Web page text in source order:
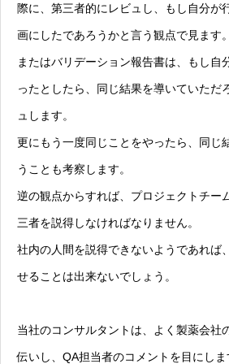
際に、第三者的にレビュし、もし自分が
画にしたであろうかと言う観点で見ます。
またはバリデーション報告書は、もし自
ったとしたら、同じ結果を導いていただ
ュします。
更にもう一度同じことをやったら、同じ
うことも考察します。
逆の観点からすれば、プロジェクトチー
三者を説得しなければなりません。
社内の人間を説得できないようであれば
せることは出来ないでしょう。
当社のコンサルタントは、よく製薬会社
伝いし、QA担当者のコメントを目にしま